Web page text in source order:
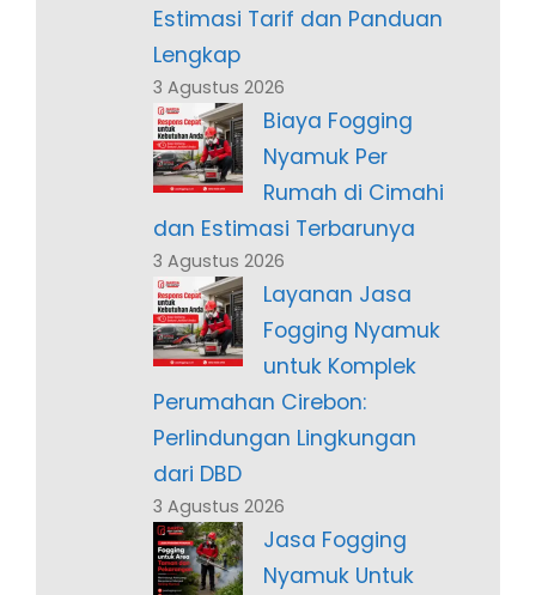
Estimasi Tarif dan Panduan
Lengkap
3 Agustus 2026
Biaya Fogging
Nyamuk Per
Rumah di Cimahi
dan Estimasi Terbarunya
3 Agustus 2026
Layanan Jasa
Fogging Nyamuk
untuk Komplek
Perumahan Cirebon:
Perlindungan Lingkungan
dari DBD
3 Agustus 2026
Jasa Fogging
Nyamuk Untuk